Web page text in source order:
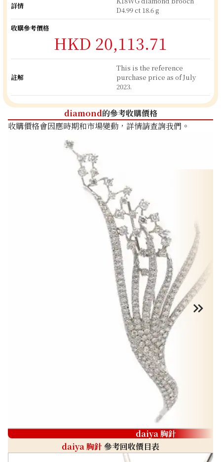
詳情
D4.99 ct 18.6 g
收購參考價格
HKD 20,113.71
註解
This is the reference
purchase price as of July
2023.
diamond的參考收購價格
收購價格會因應時期和市場變動，詳情請查詢我們。
daiya 胸針
daiya 胸針參考回收價目表